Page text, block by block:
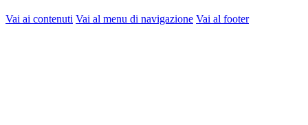
Vai ai contenuti Vai al menu di navigazione Vai al footer